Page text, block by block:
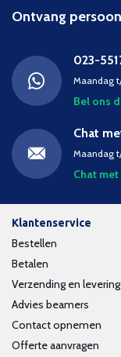
Ontvang
023-
Maandag
Bel ons
Chat
Maandag
Chat
Klantenservice
Bestellen
Betalen
Verzending en levering
Advies beamers
Contact opnemen
Offerte aanvragen